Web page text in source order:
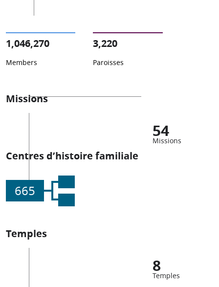
1,046,270
Members
3,220
Paroisses
Missions
54
Missions
Centres d’histoire familiale
665
Temples
8
Temples